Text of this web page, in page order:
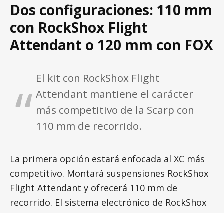
Dos configuraciones: 110 mm
con RockShox Flight
Attendant o 120 mm con FOX
El kit con RockShox Flight
Attendant mantiene el carácter
más competitivo de la Scarp con
110 mm de recorrido.
La primera opción estará enfocada al XC más
competitivo. Montará suspensiones RockShox
Flight Attendant y ofrecerá 110 mm de
recorrido. El sistema electrónico de RockShox